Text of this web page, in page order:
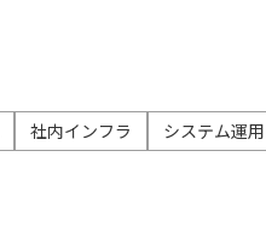
社内インフラ
システム運用